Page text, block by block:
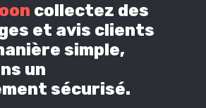
collectez des
et avis clients
simple,
un
sécurisé.